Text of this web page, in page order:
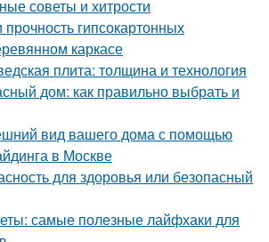
советы и хитрости
прочность гипсокартонных
каркасе
плита: толщина и технология
дом: как правильно выбрать и
вид вашего дома с помощью
в Москве
для здоровья или безопасный
самые полезные лайфхаки для